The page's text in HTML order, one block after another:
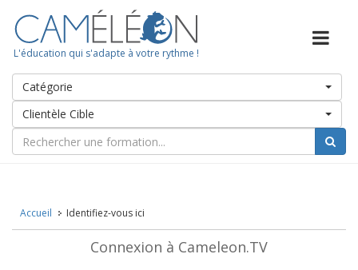
L'éducation qui s'adapte à votre rythme !
Catégorie
Clientèle Cible
Accueil Identifiez-vous ici
Connexion à Cameleon.TV